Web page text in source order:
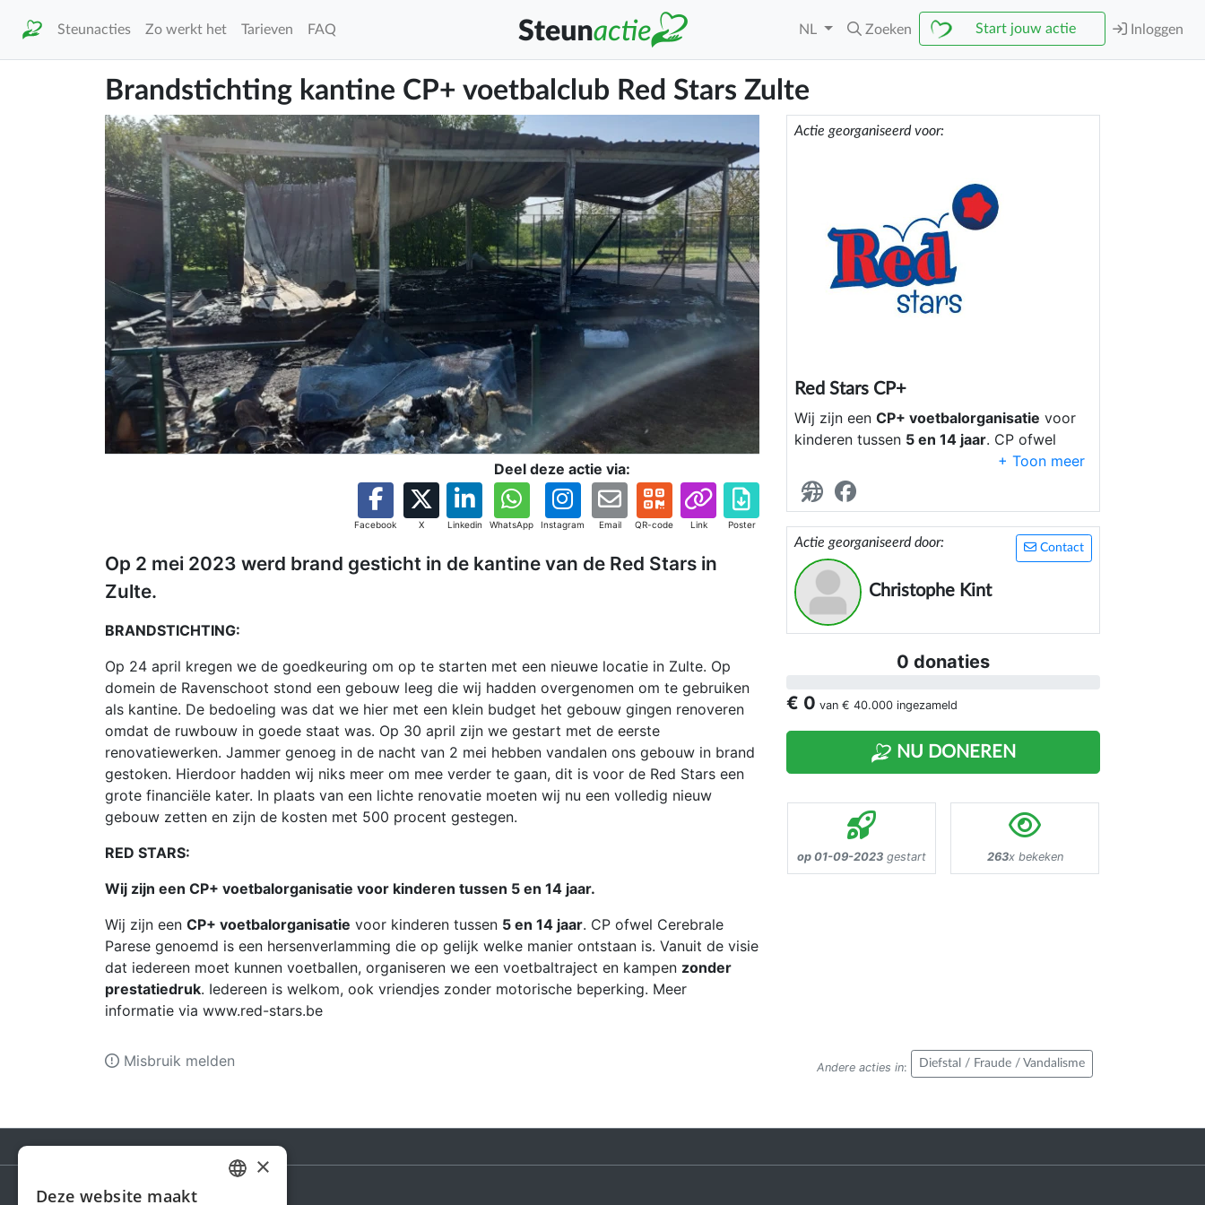
Steunacties Zo werkt het Tarieven FAQ NL Zoeken Start jouw actie Inloggen
Brandstichting kantine CP+ voetbalclub Red Stars Zulte
Deel deze actie via:
Facebook X Linkedin WhatsApp Instagram Email QR-code Link Poster
Op 2 mei 2023 werd brand gesticht in de kantine van de Red Stars in
Zulte.
BRANDSTICHTING:
Op 24 april kregen we de goedkeuring om op te starten met een nieuwe locatie in Zulte. Op
domein de Ravenschoot stond een gebouw leeg die wij hadden overgenomen om te gebruiken
als kantine. De bedoeling was dat we hier met een klein budget het gebouw gingen renoveren
omdat de ruwbouw in goede staat was. Op 30 april zijn we gestart met de eerste
renovatiewerken. Jammer genoeg in de nacht van 2 mei hebben vandalen ons gebouw in brand
gestoken. Hierdoor hadden wij niks meer om mee verder te gaan, dit is voor de Red Stars een
grote financiële kater. In plaats van een lichte renovatie moeten wij nu een volledig nieuw
gebouw zetten en zijn de kosten met 500 procent gestegen.
RED STARS:
Wij zijn een CP+ voetbalorganisatie voor kinderen tussen 5 en 14 jaar.
Wij zijn een CP+ voetbalorganisatie voor kinderen tussen 5 en 14 jaar. CP ofwel Cerebrale
Parese genoemd is een hersenverlamming die op gelijk welke manier ontstaan is. Vanuit de visie
dat iedereen moet kunnen voetballen, organiseren we een voetbaltraject en kampen zonder
prestatiedruk. Iedereen is welkom, ook vriendjes zonder motorische beperking. Meer
informatie via www.red-stars.be
Actie georganiseerd voor:
Red Stars CP+
Wij zijn een CP+ voetbalorganisatie voor
kinderen tussen 5 en 14 jaar. CP ofwel
Cerebrale Parese genoemd is een
hersenverlamming die op gelijk welke
manier ontstaan is. Vanuit de visie dat
iedereen moet kunnen voetballen,
organiseren we een voetbaltraject en
kampenzonder prestatiedruk
welkom, ook vriendjes zonder motorische
beperking.
Contact
Actie georganiseerd door:
Christophe Kint
0 donaties
€ 0 van € 40.000 ingezameld
NU DONEREN
op 01-09-2023 gestart 263x bekeken
Andere acties in: Diefstal / Fraude / Vandalisme
Misbruik melden
×
Deze website maakt